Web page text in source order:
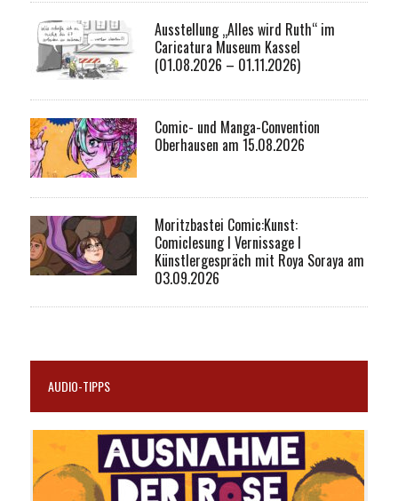
Ausstellung „Alles wird Ruth“ im
Caricatura Museum Kassel
(01.08.2026 – 01.11.2026)
Comic- und Manga-Convention
Oberhausen am 15.08.2026
Moritzbastei Comic:Kunst:
Comiclesung I Vernissage I
Künstlergespräch mit Roya Soraya am
03.09.2026
AUDIO-TIPPS